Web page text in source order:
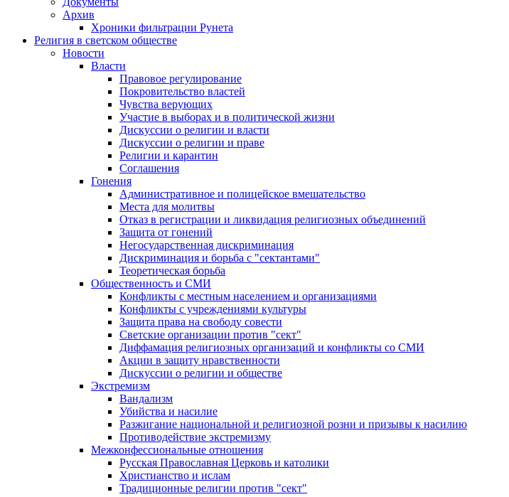
Архив
Хроники фильтрации Рунета
Религия в светском обществе
Новости
Власти
Правовое регулирование
Покровительство властей
Чувства верующих
Участие в выборах и в политической жизни
Дискуссии о религии и власти
Дискуссии о религии и праве
Религии и карантин
Соглашения
Гонения
Административное и полицейское вмешательство
Места для молитвы
Отказ в регистрации и ликвидация религиозных объединений
Защита от гонений
Негосударственная дискриминация
Дискриминация и борьба с "сектантами"
Теоретическая борьба
Общественность и СМИ
Конфликты с местным населением и организациями
Конфликты с учреждениями культуры
Защита права на свободу совести
Светские организации против "сект"
Диффамация религиозных организаций и конфликты со СМИ
Акции в защиту нравственности
Дискуссии о религии и обществе
Экстремизм
Вандализм
Убийства и насилие
Разжигание национальной и религиозной розни и призывы к насилию
Противодействие экстремизму
Межконфессиональные отношения
Русская Православная Церковь и католики
Христианство и ислам
Традиционные религии против "сект"